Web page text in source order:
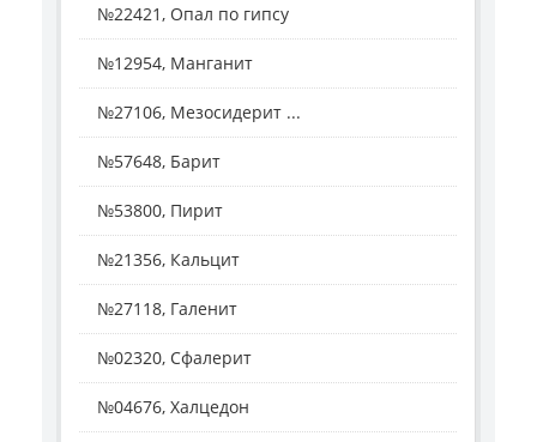
№22421, Опал по гипсу
№12954, Манганит
№27106, Мезосидерит ...
№57648, Барит
№53800, Пирит
№21356, Кальцит
№27118, Галенит
№02320, Сфалерит
№04676, Халцедон